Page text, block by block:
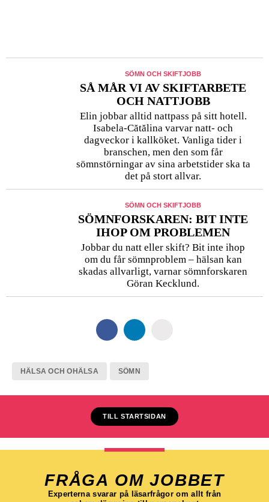
SÖMN OCH SKIFTJOBB
SÅ MÅR VI AV SKIFTARBETE
OCH NATTJOBB
Elin jobbar alltid nattpass på sitt hotell.
Isabela-Cătălina varvar natt- och
dagveckor i kallköket. Vanliga tider i
branschen, men den som får
sömnstörningar av sina arbetstider ska ta
det på stort allvar.
SÖMN OCH SKIFTJOBB
SÖMNFORSKAREN: BIT INTE
IHOP OM PROBLEMEN
Jobbar du natt eller skift? Bit inte ihop
om du får sömnproblem – hälsan kan
skadas allvarligt, varnar sömnforskaren
Göran Kecklund.
HÄLSA OCH OHÄLSA SÖMN
TILL STARTSIDAN
FRÅGA OM JOBBET
Experterna svarar på läsarfrågor om allt från